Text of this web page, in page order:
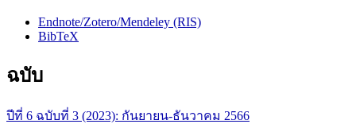
Endnote/Zotero/Mendeley (RIS)
BibTeX
ฉบับ
ปีที่ 6 ฉบับที่ 3 (2023): กันยายน-ธันวาคม 2566